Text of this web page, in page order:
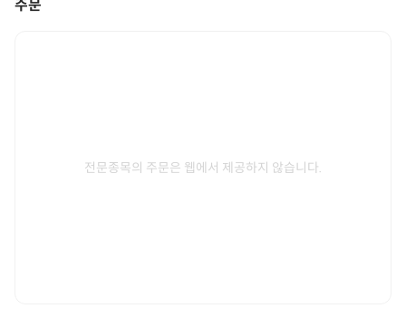
주문
전문종목의 주문은 웹에서 제공하지 않습니다.